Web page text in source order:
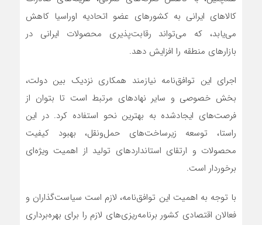
کالاهای ایرانی به کشورهای عضو اتحادیه اوراسیا کاهش
می‌یابد، که می‌تواند رقابت‌پذیری محصولات ایرانی در
بازارهای منطقه را افزایش دهد.
اجرای این توافق‌نامه نیازمند همکاری نزدیک بین دولت،
بخش خصوصی و سایر نهادهای مرتبط است تا بتوان از
فرصت‌های ایجادشده به بهترین نحو استفاده کرد. در این
راستا، توسعه زیرساخت‌های حمل‌ونقل، بهبود کیفیت
محصولات و ارتقای استانداردهای تولید از اهمیت ویژه‌ای
برخوردار است.
با توجه به اهمیت این توافق‌نامه، لازم است سیاست‌گذاران و
فعالان اقتصادی کشور برنامه‌ریزی‌های لازم را برای بهره‌برداری